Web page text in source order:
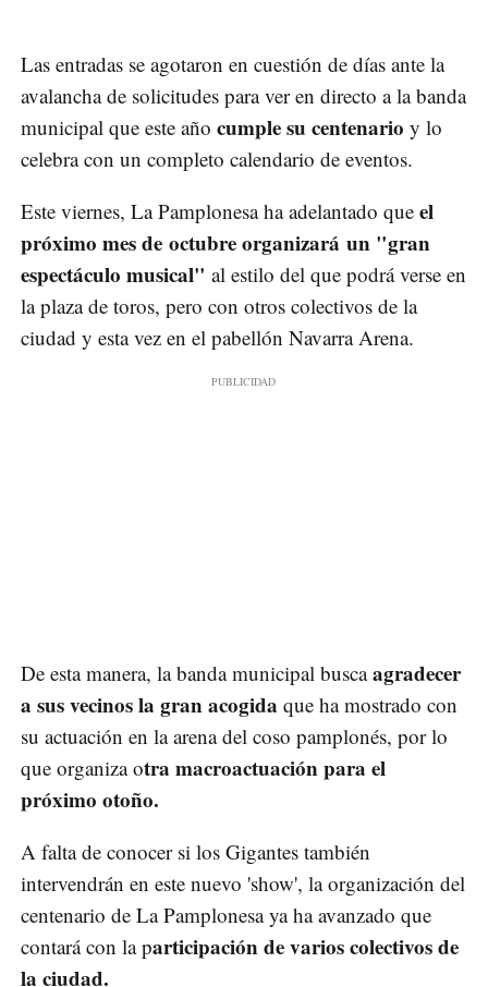
Las entradas se agotaron en cuestión de días ante la
avalancha de solicitudes para ver en directo a la banda
municipal que este año cumple su centenario y lo
celebra con un completo calendario de eventos.
Este viernes, La Pamplonesa ha adelantado que el
próximo mes de octubre organizará un "gran
espectáculo musical" al estilo del que podrá verse en
la plaza de toros, pero con otros colectivos de la
ciudad y esta vez en el pabellón Navarra Arena.
De esta manera, la banda municipal buscaagradecer
a sus vecinos la gran acogida que ha mostrado con
su actuación en la arena del coso pamplonés, por lo
que organiza otra macroactuación para el
próximo otoño.
A falta de conocer si los Gigantes también
intervendrán en este nuevo 'show', la organización del
centenario de La Pamplonesa ya ha avanzado que
contará con la participación de varios colectivos de
la ciudad.